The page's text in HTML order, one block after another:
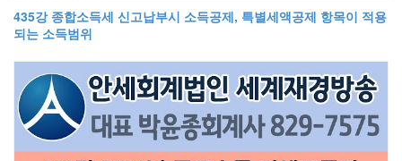
435강 종합소득세 신고납부시 소득공제, 특별세액공제 항목이 적용
되는 소득범위